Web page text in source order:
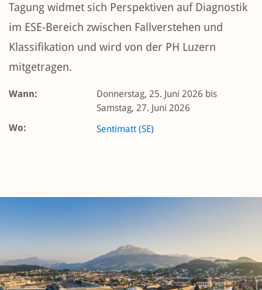
Tagung widmet sich Perspektiven auf Diagnostik
im ESE-Bereich zwischen Fallverstehen und
Klassifikation und wird von der PH Luzern
mitgetragen.
Wann:
Donnerstag, 25. Juni 2026 bis
Samstag, 27. Juni 2026
Wo:
Sentimatt (SE)